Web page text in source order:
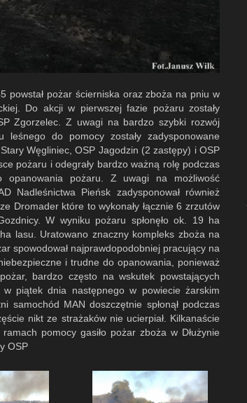
powstał pożar ścierniska oraz zboża na pniu w
Do akcji w pierwszej fazie pożaru zostały
Zgorzelec. Z uwagi na bardzo szybki rozwój
do pomocy zostały zadysponowane
Węgliniec, OSP Jagodzin (2 zastępy) i OSP
pożaru i odegrały bardzo ważną rolę podczas
opanowania pożaru. Z uwagi na możliwość
Nadleśnictwa Pieńsk zadysponował również
Dromader które to wykonały łącznie 6 zrzutów
W wyniku pożaru spłonęło ok. 19 ha
lasu. Uratowano znaczny kompleks zboża na
spowodował najprawdopodobniej pracujący na
i trudne do opanowania, ponieważ
bardzo często na wskutek powstających
piątek dnia następnego w powiecie żarskim
samochód MAN doszczętnie spłonął podczas
nikt ze strażaków nie ucierpiał. Kilkanaście
pomocy gasiło pożar zboża w Dłużynie
OSP